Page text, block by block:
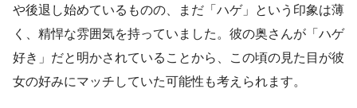
や後退し始めているものの、まだ「ハゲ」という印象は薄
く、精悍な雰囲気を持っていました。彼の奥さんが「ハゲ
好き」だと明かされていることから、この頃の見た目が彼
女の好みにマッチしていた可能性も考えられます。